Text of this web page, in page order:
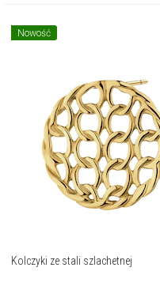
Nowość
Kolczyki ze stali szlachetnej